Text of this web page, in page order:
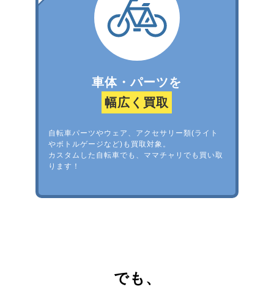
車体・パーツを
幅広く買取
自転車パーツやウェア、アクセサリー類(ライト
やボトルゲージなど)も買取対象。
カスタムした自転車でも、ママチャリでも買い取
ります！
でも、